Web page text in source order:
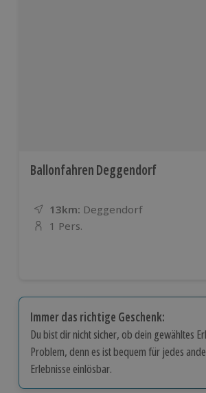
Ballonfahren Deggendorf
13km: Entfernung
Standort
Deggendorf
Anzahl der Teilnehmer
1 Pers.
Immer das richtige Geschenk:
Du bist dir nicht sicher, ob dein gewähltes
Problem, denn es ist bequem für jedes
Erlebnisse einlösbar.